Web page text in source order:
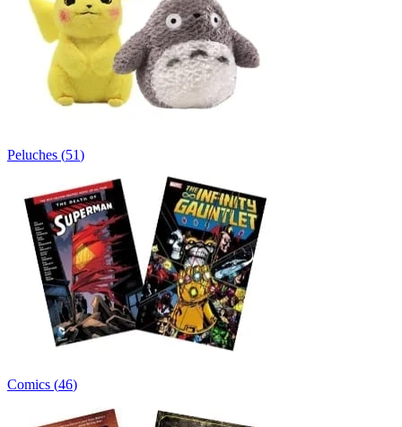
Peluches (51)
Comics (46)